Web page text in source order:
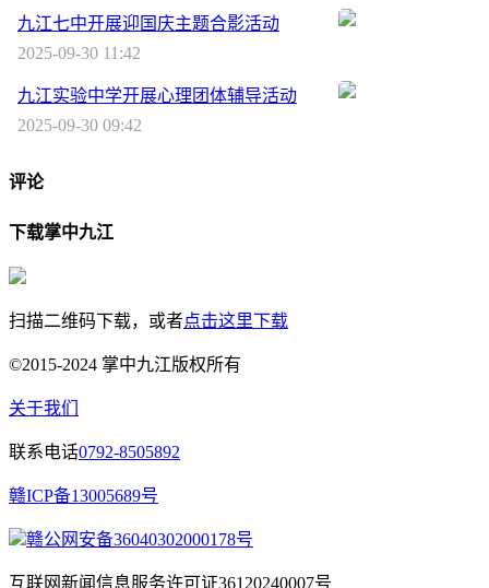
九江七中开展迎国庆主题合影活动
2025-09-30 11:42
九江实验中学开展心理团体辅导活动
2025-09-30 09:42
评论
下载掌中九江
扫描二维码下载，或者点击这里下载
©2015-2024 掌中九江版权所有
关于我们
联系电话0792-8505892
赣ICP备13005689号
赣公网安备36040302000178号
互联网新闻信息服务许可证36120240007号